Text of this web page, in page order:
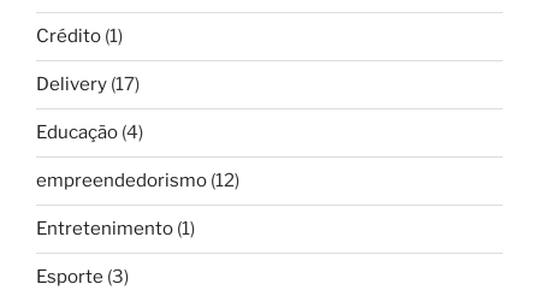
Crédito (1)
Delivery (17)
Educação (4)
empreendedorismo (12)
Entretenimento (1)
Esporte (3)